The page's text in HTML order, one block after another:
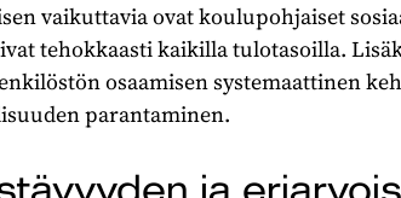
vaikuttavia ovat koulupohjaiset
tehokkaasti kaikilla tulotasoilla.
osaamisen systemaattinen
parantaminen.